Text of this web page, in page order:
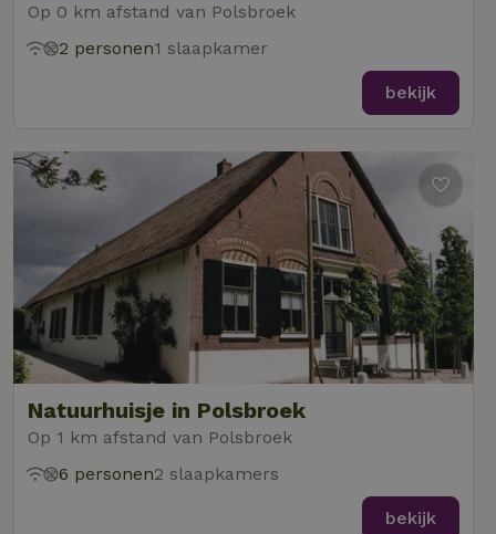
Op 0 km afstand van Polsbroek
2 personen1 slaapkamer
bekijk
Natuurhuisje in Polsbroek
Op 1 km afstand van Polsbroek
6 personen2 slaapkamers
bekijk